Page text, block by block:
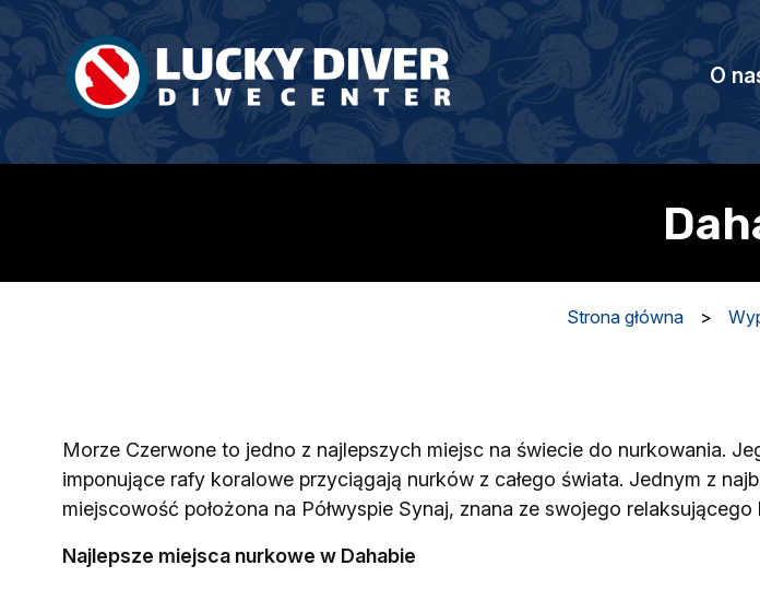
O
Strona główna >
Morze Czerwone to jedno z najlepszych miejsc na świecie do nurkowania.
imponujące rafy koralowe przyciągają nurków z całego świata. Jednym z
miejscowość położona na Półwyspie Synaj, znana ze swojego
Najlepsze miejsca nurkowe w Dahabie